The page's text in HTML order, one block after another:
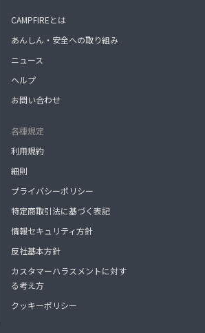
CAMPFIREとは
あんしん・安全への取り組み
ニュース
ヘルプ
お問い合わせ
各種規定
利用規約
細則
プライバシーポリシー
特定商取引法に基づく表記
情報セキュリティ方針
反社基本方針
カスタマーハラスメントに対す
る考え方
クッキーポリシー